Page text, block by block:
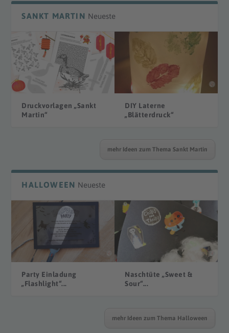
SANKT MARTIN Neueste
Druckvorlagen „Sankt
Martin“
DIY Laterne
„Blätterdruck“
mehr Ideen zum Thema Sankt Martin
HALLOWEEN Neueste
Party Einladung
„Flashlight“...
Naschtüte „Sweet &
Sour“...
mehr Ideen zum Thema Halloween